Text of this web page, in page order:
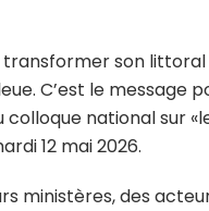
son
C’est le message
colloque national sur
12 mai 2026.
ministères, des